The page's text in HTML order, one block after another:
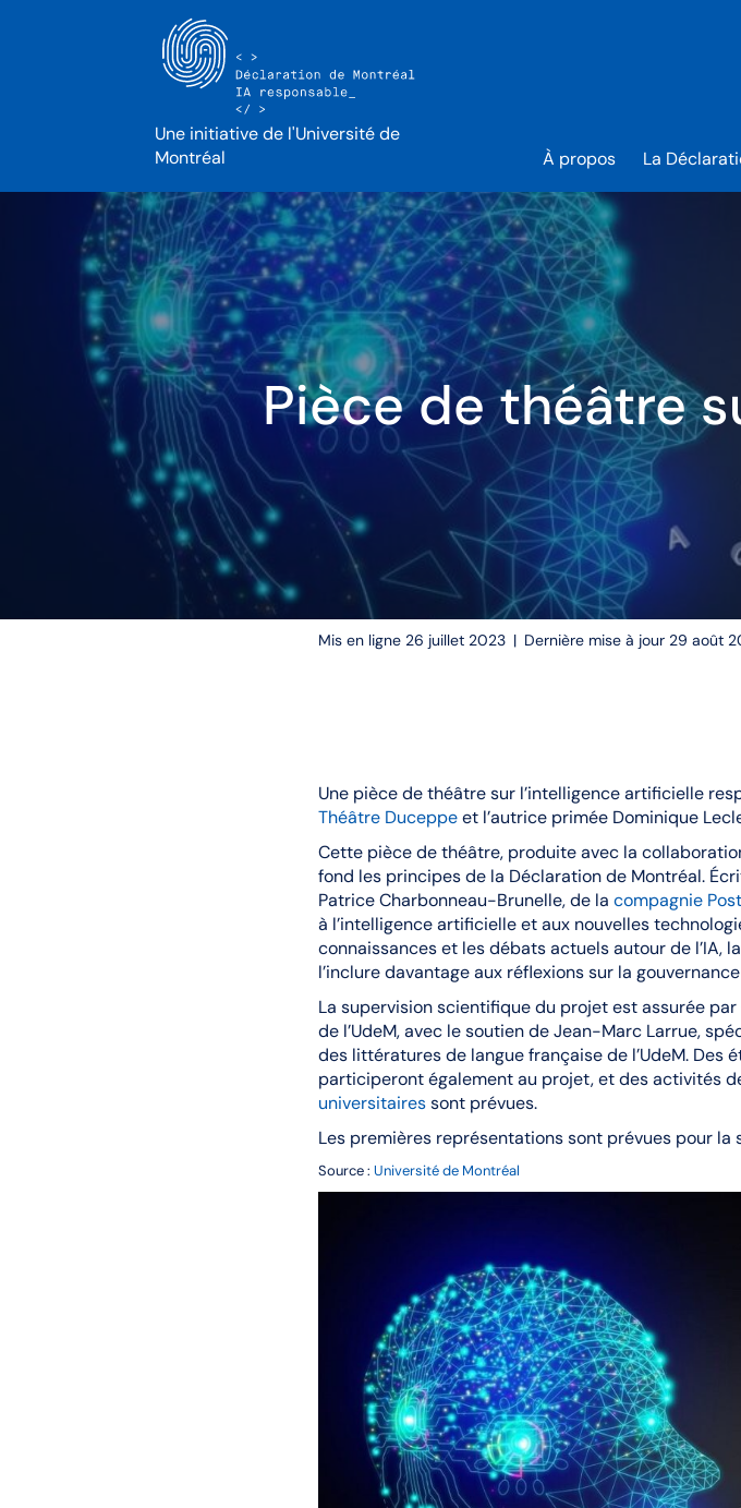
Une initiative de l'Université de
Montréal
À propos La
Pièce de théâtre
Mis en ligne 26 juillet 2023 | Dernière mise à jour 29 août
Une pièce de théâtre sur l’intelligence artificielle
Théâtre Duceppeet l’autrice primée Dominique
Cette pièce de théâtre, produite avec la
fond les principes de la Déclaration de Montréal.
Patrice Charbonneau-Brunelle, de la compagnie
à l’intelligence artificielle et aux nouvelles
connaissances et les débats actuels autour de l’IA,
l’inclure davantage aux réflexions sur la gouvernance
La supervision scientifique du projet est assurée
de l’UdeM, avec le soutien de Jean-Marc Larrue,
des littératures de langue française de l’UdeM.
participeront également au projet, et des activités
universitairessont prévues.
Les premières représentations sont prévues pour
Source : Université de Montréal